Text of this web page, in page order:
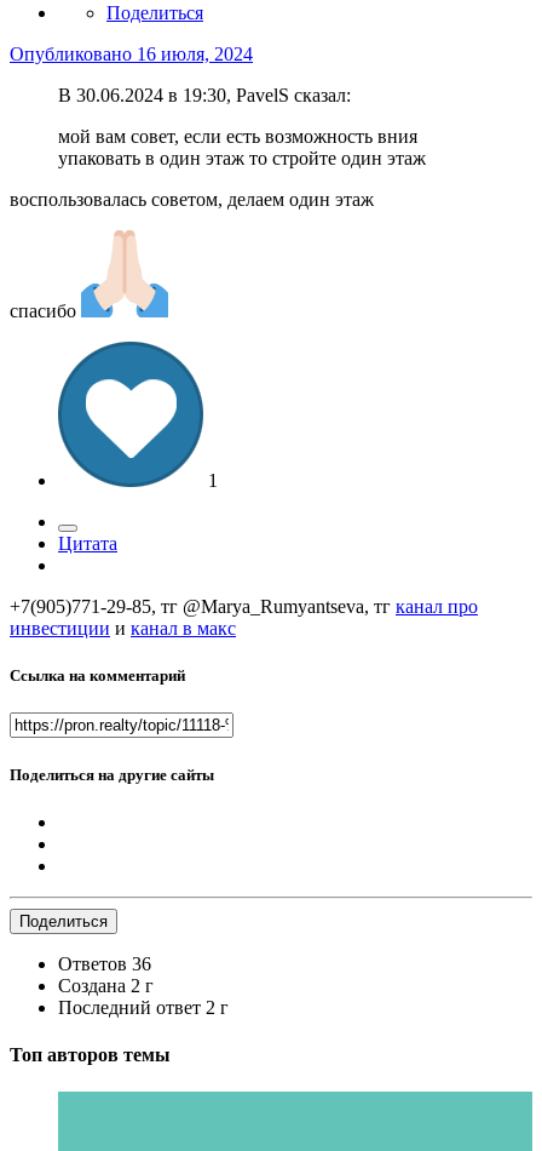
Поделиться
Опубликовано 16 июля, 2024
В 30.06.2024 в 19:30, PavelS сказал:
мой вам совет, если есть возможность вния
упаковать в один этаж то стройте один этаж
воспользовалась советом, делаем один этаж
спасибо
1
Цитата
+7(905)771-29-85, тг @Marya_Rumyantseva, тг канал про
инвестиции и канал в макс
Ссылка на комментарий
Поделиться на другие сайты
Поделиться
Ответов 36
Создана 2 г
Последний ответ 2 г
Топ авторов темы